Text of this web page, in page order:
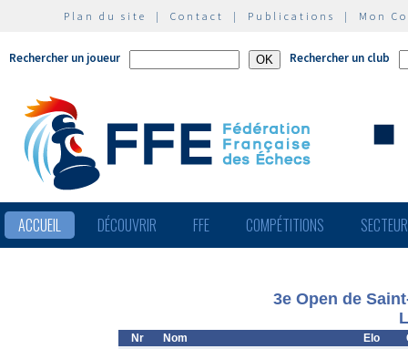
Plan du site | Contact | Publications | Mon
Rechercher un joueur Rechercher un club
ACCUEIL DÉCOUVRIR FFE COMPÉTITIONS
3e Open de
Nr Nom Elo